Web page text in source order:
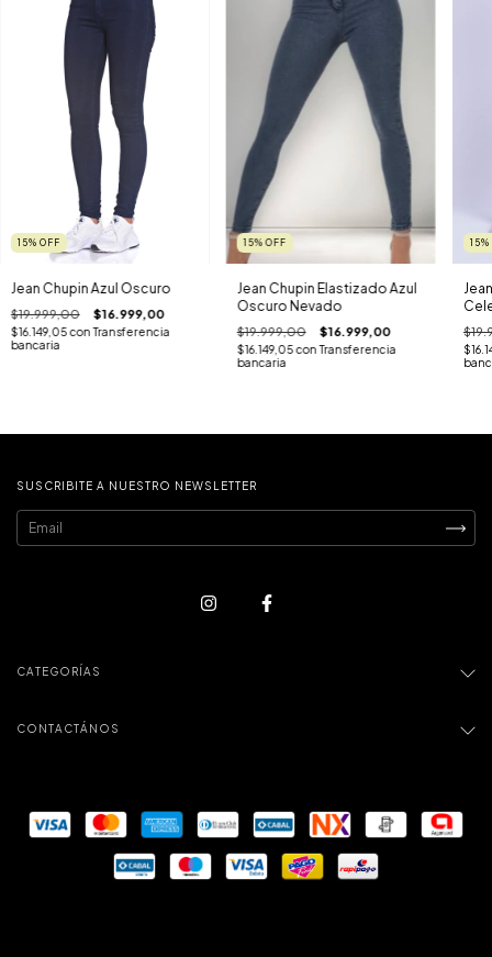
15% OFF
Jean Chupin Azul Oscuro
$19.999,00 $16.999,00
$16.149,05con Transferencia
bancaria
15%OFF
Jean Chupin Elastizado Azul
Oscuro Nevado
$19.999,00 $16.999,00
$16.149,05con Transferencia
bancaria
15%
SUSCRIBITE A NUESTRO NEWSLETTER
CATEGORÍAS
CONTACTÁNOS